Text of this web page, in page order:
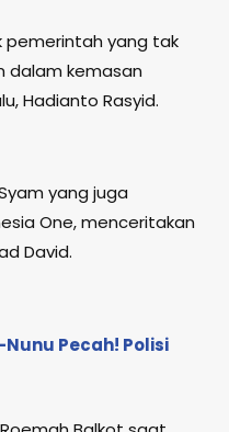
pemerintah yang tak
dalam kemasan
Hadianto Rasyid.
yang juga
One, menceritakan
David.
Pecah! Polisi